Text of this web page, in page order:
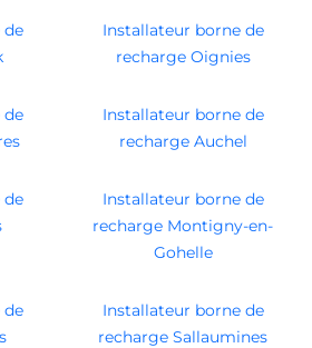
Installateur borne de
recharge Oignies
Installateur borne de
recharge Auchel
Installateur borne de
recharge Montigny-en-
Gohelle
Installateur borne de
recharge Sallaumines